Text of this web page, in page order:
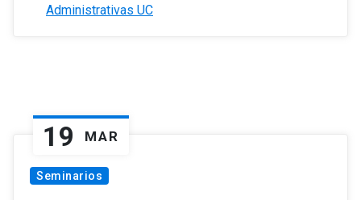
Administrativas UC
19 MAR
Seminarios